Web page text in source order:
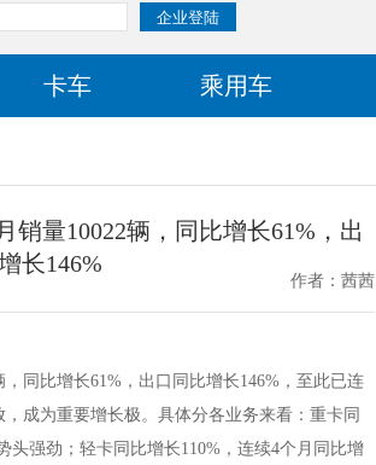
卡车 乘用车
量10022辆，同比增长61%，出
长146%
作者：茜茜
，同比增长61%，出口同比增长146%，至此已连
成为重要增长极。具体分各业务来看：重卡同
头强劲；轻卡同比增长110%，连续4个月同比增